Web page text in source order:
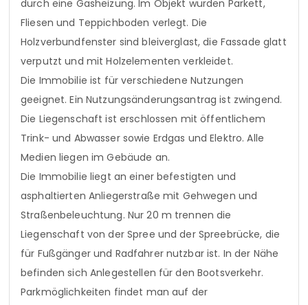
durch eine Gasheizung. Im Objekt wurden Parkett,
Fliesen und Teppichboden verlegt. Die
Holzverbundfenster sind bleiverglast, die Fassade glatt
verputzt und mit Holzelementen verkleidet.
Die Immobilie ist für verschiedene Nutzungen
geeignet. Ein Nutzungsänderungsantrag ist zwingend.
Die Liegenschaft ist erschlossen mit öffentlichem
Trink- und Abwasser sowie Erdgas und Elektro. Alle
Medien liegen im Gebäude an.
Die Immobilie liegt an einer befestigten und
asphaltierten Anliegerstraße mit Gehwegen und
Straßenbeleuchtung. Nur 20 m trennen die
Liegenschaft von der Spree und der Spreebrücke, die
für Fußgänger und Radfahrer nutzbar ist. In der Nähe
befinden sich Anlegestellen für den Bootsverkehr.
Parkmöglichkeiten findet man auf der